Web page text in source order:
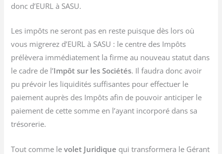
donc d’EURL à SASU.
Les impôts ne seront pas en reste puisque dès lors où
vous migrerez d’EURL à SASU : le centre des Impôts
prélèvera immédiatement la firme au nouveau statut dans
le cadre de l’Impôt sur les Sociétés. Il faudra donc avoir
pu prévoir les liquidités suffisantes pour effectuer le
paiement auprès des Impôts afin de pouvoir anticiper le
paiement de cette somme en l’ayant incorporé dans sa
trésorerie.
Tout comme levolet Juridique qui transformera le Gérant